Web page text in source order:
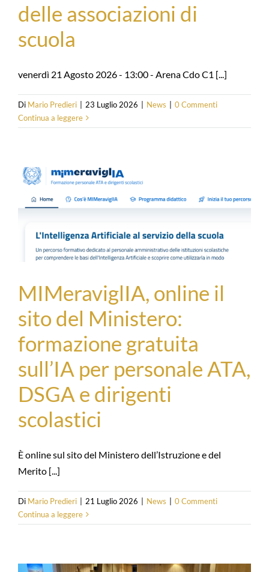
delle associazioni di
scuola
venerdì 21 Agosto 2026 - 13:00 - Arena Cdo C1 [...]
Di Mario Predieri 23 Luglio 2026 News
0 Commenti
Continua a leggere
MIMeraviglIA, online il
sito del Ministero:
formazione gratuita
sull’IA per personale ATA,
DSGA e dirigenti
scolastici
È online sul sito del Ministero dell’Istruzione e del
Merito [...]
Di Mario Predieri 21 Luglio 2026 News
0 Commenti
Continua a leggere